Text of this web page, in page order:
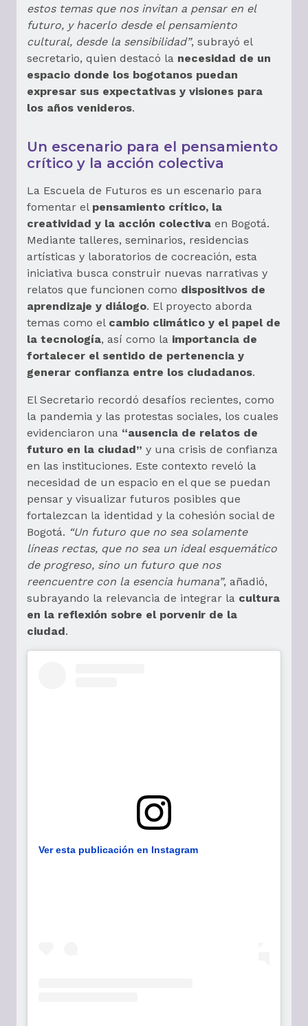
estos temas que nos invitan a pensar en el
futuro, y hacerlo desde el pensamiento
cultural, desde la sensibilidad”, subrayó el
secretario, quien destacó la necesidad de un
espacio donde los bogotanos puedan
expresar sus expectativas y visiones para
los años venideros.
Un escenario para el pensamiento
crítico y la acción colectiva
La Escuela de Futuros es un escenario para
fomentar el pensamiento crítico, la
creatividad y la acción colectiva en Bogotá.
Mediante talleres, seminarios, residencias
artísticas y laboratorios de cocreación, esta
iniciativa busca construir nuevas narrativas y
relatos que funcionen como dispositivos de
aprendizaje y diálogo. El proyecto aborda
temas como el cambio climático y el papel de
la tecnología, así como la importancia de
fortalecer el sentido de pertenencia y
generar confianza entre los ciudadanos.
El Secretario recordó desafíos recientes, como
la pandemia y las protestas sociales, los cuales
evidenciaron una “ausencia de relatos de
futuro en la ciudad” y una crisis de confianza
en las instituciones. Este contexto reveló la
necesidad de un espacio en el que se puedan
pensar y visualizar futuros posibles que
fortalezcan la identidad y la cohesión social de
Bogotá. “Un futuro que no sea solamente
líneas rectas, que no sea un ideal esquemático
de progreso, sino un futuro que nos
reencuentre con la esencia humana”, añadió,
subrayando la relevancia de integrar la cultura
en la reflexión sobre el porvenir de la
ciudad.
Ver esta publicación en Instagram